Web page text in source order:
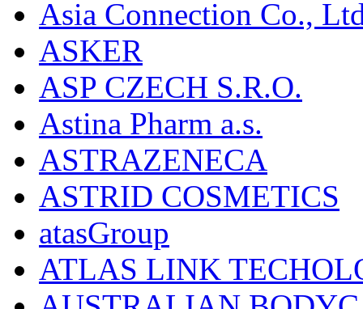
Asia Connection Co.,
ASKER
ASP CZECH S.R.O.
Astina Pharm a.s.
ASTRAZENECA
ASTRID COSMETICS
atasGroup
ATLAS LINK